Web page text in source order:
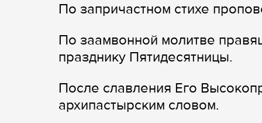
По запричастном стихе
По заамвонной молитве
празднику Пятидесятницы.
После славления Его
архипастырским словом.